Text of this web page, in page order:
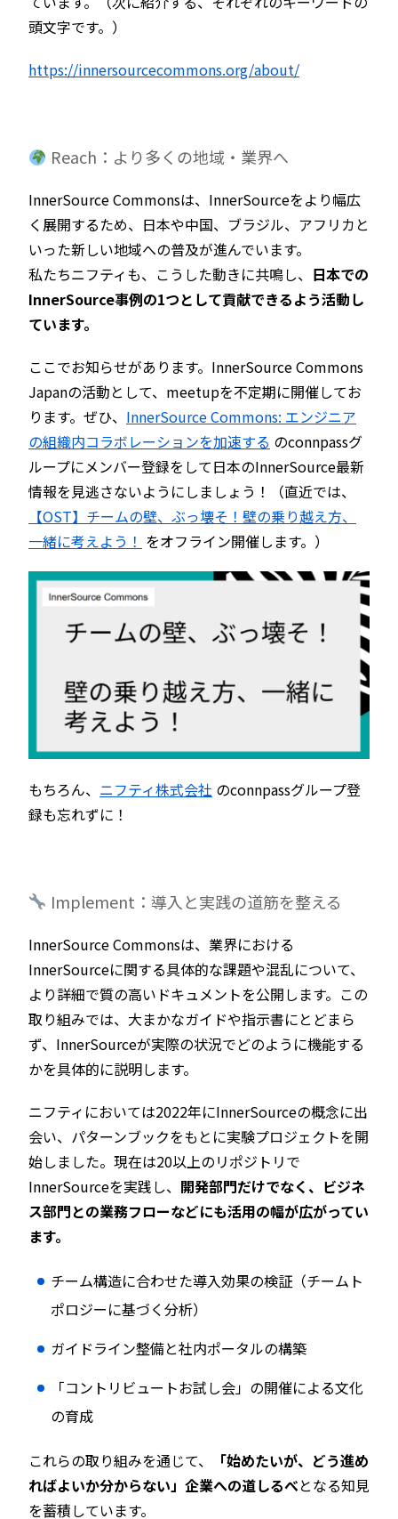
頭文字です。）
https://innersourcecommons.org/about/
Reach：より多くの地域・業界へ
InnerSource Commonsは、InnerSourceをより幅広
く展開するため、日本や中国、ブラジル、アフリカと
いった新しい地域への普及が進んでいます。
私たちニフティも、こうした動きに共鳴し、 日本での
InnerSource事例の1つとして貢献できるよう活動し
ています。
ここでお知らせがあります。InnerSource Commons
Japanの活動として、meetupを不定期に開催してお
ります。ぜひ、 InnerSource Commons: エンジニア
の組織内コラボレーションを加速する のconnpassグ
ループにメンバー登録をして日本のInnerSource最新
情報を見逃さないようにしましょう！（直近では、
【OST】チームの壁、ぶっ壊そ！壁の乗り越え方、
一緒に考えよう！ をオフライン開催します。）
もちろん、 ニフティ株式会社 のconnpassグループ登
録も忘れずに！
Implement：導入と実践の道筋を整える
InnerSource Commonsは、業界における
InnerSourceに関する具体的な課題や混乱について、
より詳細で質の高いドキュメントを公開します。この
取り組みでは、大まかなガイドや指示書にとどまら
ず、InnerSourceが実際の状況でどのように機能する
かを具体的に説明します。
ニフティにおいては2022年にInnerSourceの概念に出
会い、パターンブックをもとに実験プロジェクトを開
始しました。現在は20以上のリポジトリで
InnerSourceを実践し、 開発部門だけでなく、ビジネ
ス部門との業務フローなどにも活用の幅が広がってい
ます。
チーム構造に合わせた導入効果の検証（チームト
ポロジーに基づく分析）
ガイドライン整備と社内ポータルの構築
「コントリビュートお試し会」の開催による文化
の育成
これらの取り組みを通じて、
「始めたいが、どう進め
ればよいか分からない」企業への道しるべとなる知見
を蓄積しています。